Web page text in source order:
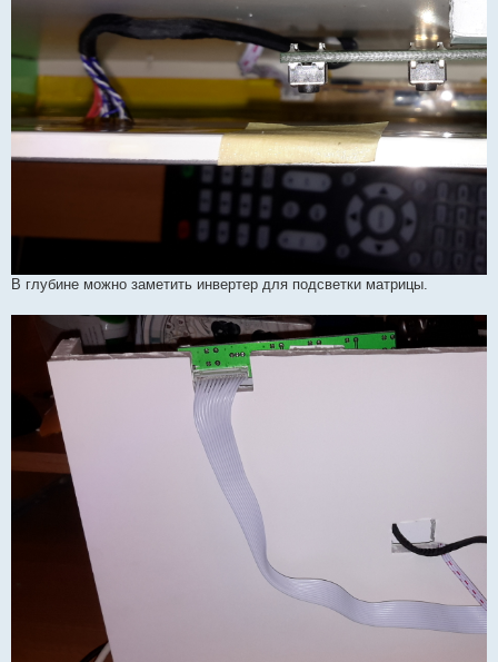
В глубине можно заметить инвертер для подсветки матрицы.